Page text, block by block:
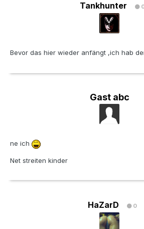
Tankhunter
Bevor das hier wieder anfängt ,ich hab
Gast abc
ne ich
Net streiten kinder
HaZarD 0